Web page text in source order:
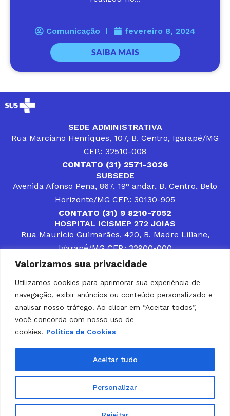
Valorizamos sua privacidade
Utilizamos cookies para aprimorar sua experiência de
navegação, exibir anúncios ou conteúdo personalizado e
analisar nosso tráfego. Ao clicar em “Aceitar todos”,
você concorda com nosso uso de
cookies. Política de Cookies
Personalizar
Aceitar tudo
Comunicação fevereiro 8, 2024
SAIBA MAIS
SEDE ADMINISTRATIVA
Rua Marciano Henriques, 107, B. Centro, Igarapé/MG
CEP.: 32510-008
CONTATO (31) 2571-3026
SUBSEDE
Avenida Afonso Pena, 867, 19° andar, B. Centro, Belo
Horizonte/MG CEP.: 30130-905
CONTATO (31) 9 8210-7052
HOSPITAL ICISMEP 272 JOIAS
Rua Maurício Guimarães, 420, B. Madre Liliane,
Igarapé/MG CEP.: 32900-000
CONTATOS (31) 3512-4400 ou (31) 9 8309-8660
DESENVOLVER SOLUÇÕES, AÇÕES E SERVIÇOS
PÚBLICOS QUE COMPLEMENTEM A ASSISTÊNCIA À
POPULAÇÃO DA REGIÃO EM QUE ATUA, SENDO
PARCEIRO DOS MUNICÍPIOS CONSORCIADOS NA
SOLUÇÃO DE DIFICULDADES ENFRENTADAS POR
GESTORES MUNICIPAIS, É O COMPROMISSO DO
ICISMEP.
Home Institucional Municípios
Portal da Integridade
LGPD